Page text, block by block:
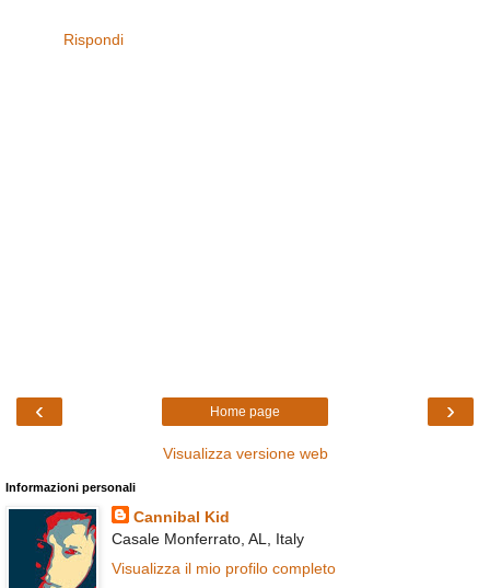
Rispondi
‹ ›
Home page
Visualizza versione web
Informazioni personali
Cannibal Kid
Casale Monferrato, AL, Italy
Visualizza il mio profilo completo